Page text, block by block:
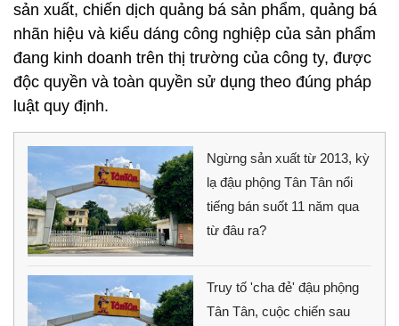
sản xuất, chiến dịch quảng bá sản phẩm, quảng bá
nhãn hiệu và kiểu dáng công nghiệp của sản phẩm
đang kinh doanh trên thị trường của công ty, được
độc quyền và toàn quyền sử dụng theo đúng pháp
luật quy định.
Ngừng sản xuất từ 2013, kỳ
lạ đậu phộng Tân Tân nổi
tiếng bán suốt 11 năm qua
từ đâu ra?
Truy tố 'cha đẻ' đậu phộng
Tân Tân, cuộc chiến sau